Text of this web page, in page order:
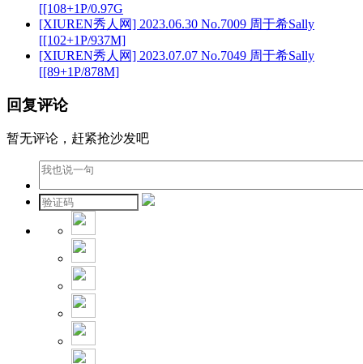
[[108+1P/0.97G
[XIUREN秀人网] 2023.06.30 No.7009 周于希Sally
[[102+1P/937M]
[XIUREN秀人网] 2023.07.07 No.7049 周于希Sally
[[89+1P/878M]
回复评论
暂无评论，赶紧抢沙发吧